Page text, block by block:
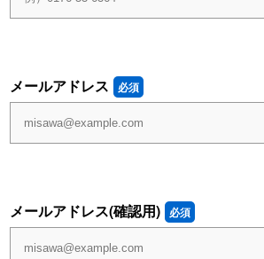
メールアドレス 必須
メールアドレス(確認用) 必須